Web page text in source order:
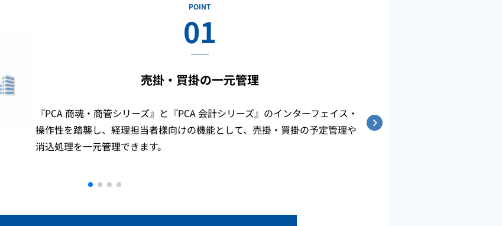
POINT
01
売掛・買掛の一元管理
『PCA 商魂・商管シリーズ』と『PCA 会計シリーズ』のインターフェイス・
操作性を踏襲し、経理担当者様向けの機能として、売掛・買掛の予定管理や
消込処理を一元管理できます。